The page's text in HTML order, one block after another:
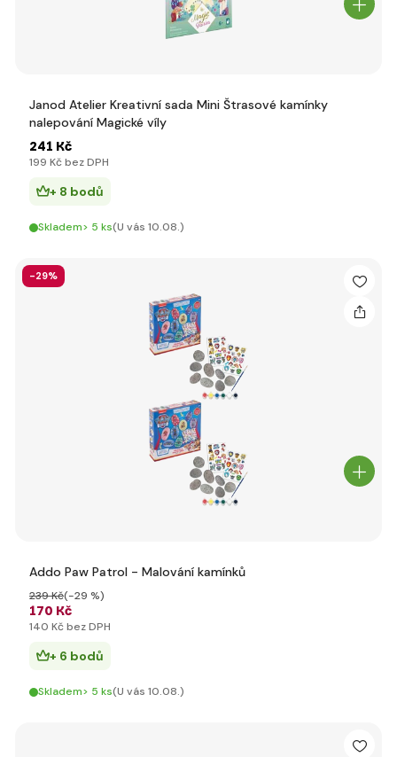
Janod Atelier Kreativní sada Mini Štrasové kamínky
nalepování Magické víly
241 Kč
199 Kč bez DPH
+ 8 bodů
Skladem> 5 ks(U vás 10.08.)
-29%
Addo Paw Patrol - Malování kamínků
170 Kč
239 Kč(-29 %)
140 Kč bez DPH
+ 6 bodů
Skladem> 5 ks(U vás 10.08.)